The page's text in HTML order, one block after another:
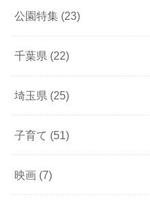
公園特集 (23)
千葉県 (22)
埼玉県 (25)
子育て (51)
映画 (7)